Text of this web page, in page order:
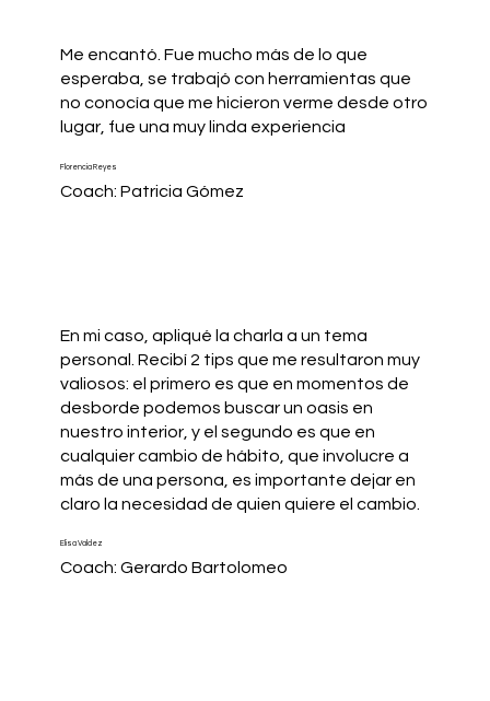
Me encantó. Fue mucho más de lo que
esperaba, se trabajó con herramientas que
no conocía que me hicieron verme desde otro
lugar, fue una muy linda experiencia
Florencia Reyes
Coach: Patricia Gómez
En mi caso, apliqué la charla a un tema
personal. Recibí 2 tips que me resultaron muy
valiosos: el primero es que en momentos de
desborde podemos buscar un oasis en
nuestro interior, y el segundo es que en
cualquier cambio de hábito, que involucre a
más de una persona, es importante dejar en
claro la necesidad de quien quiere el cambio.
Elisa Valdez
Coach: Gerardo Bartolomeo